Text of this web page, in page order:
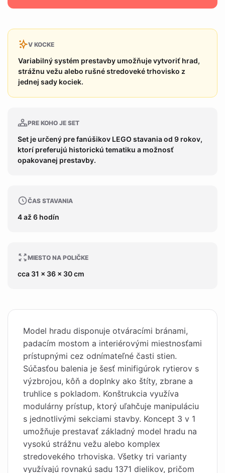
V KOCKE
Variabilný systém prestavby umožňuje vytvoriť hrad,
strážnu vežu alebo rušné stredoveké trhovisko z
jednej sady kociek.
PRE KOHO JE SET
Set je určený pre fanúšikov LEGO stavania od 9 rokov,
ktorí preferujú historickú tematiku a možnosť
opakovanej prestavby.
ČAS STAVANIA
4 až 6 hodín
MIESTO NA POLIČKE
cca 31 x 36 x 30 cm
Model hradu disponuje otváracími bránami,
padacím mostom a interiérovými miestnosťami
prístupnými cez odnímateľné časti stien.
Súčasťou balenia je šesť minifigúrok rytierov s
výzbrojou, kôň a doplnky ako štíty, zbrane a
truhlice s pokladom. Konštrukcia využíva
modulárny prístup, ktorý uľahčuje manipuláciu
s jednotlivými sekciami stavby. Koncept 3 v 1
umožňuje prestavať základný model hradu na
vysokú strážnu vežu alebo komplex
stredovekého trhoviska. Všetky tri varianty
využívajú rovnakú sadu 1371 dielikov, pričom